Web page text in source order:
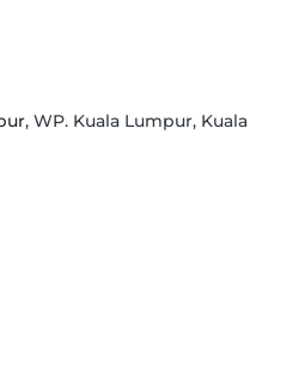
, WP. Kuala Lumpur, Kuala